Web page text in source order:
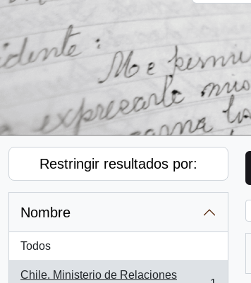
Restringir resultados por:
Nombre
Todos
Chile. Ministerio de Relaciones